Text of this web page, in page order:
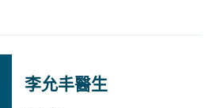
李允丰醫生